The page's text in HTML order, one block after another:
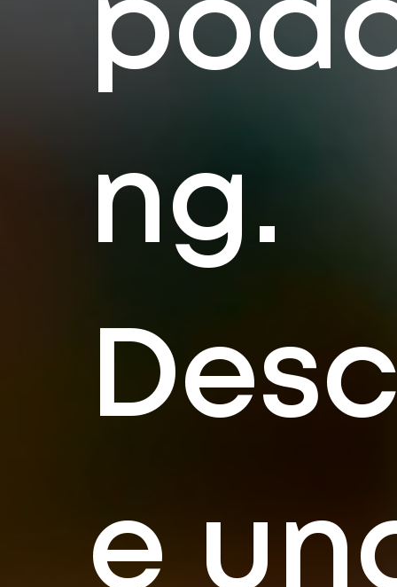
ng.
e